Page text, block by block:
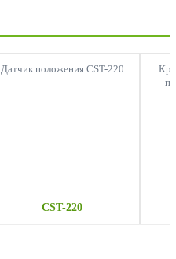
Датчик положения CST-220
CST-220